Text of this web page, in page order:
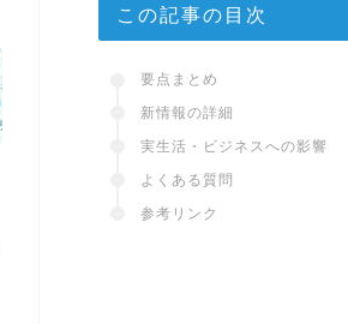
この記事の目次
要点まとめ
新情報の詳細
実生活・ビジネスへの影響
よくある質問
参考リンク